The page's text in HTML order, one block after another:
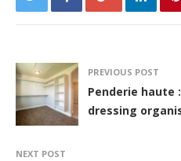
PREVIOUS POST
Penderie haute
dressing
NEXT POST